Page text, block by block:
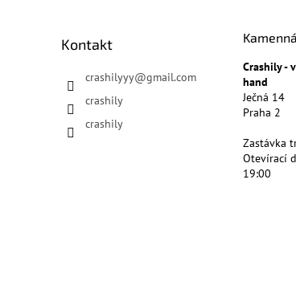
Kontakt
crashilyyy@gmail.com
crashily
crashily
Crashily -
hand
Ječná 14
Praha 2
Zastávka
Otevírací
19:00